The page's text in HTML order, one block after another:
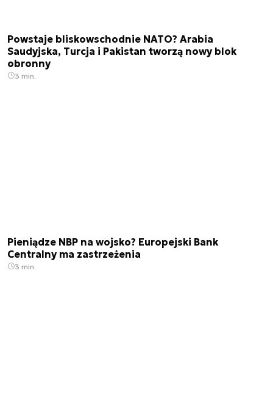
Powstaje bliskowschodnie NATO? Arabia
Saudyjska, Turcja i Pakistan tworzą nowy blok
obronny
3 min.
Pieniądze NBP na wojsko? Europejski Bank
Centralny ma zastrzeżenia
3 min.